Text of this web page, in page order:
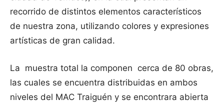
recorrido de distintos elementos característicos
de nuestra zona, utilizando colores y expresiones
artísticas de gran calidad.
La muestra total la componen cerca de 80 obras,
las cuales se encuentra distribuidas en ambos
niveles del MAC Traiguén y se encontrara abierta